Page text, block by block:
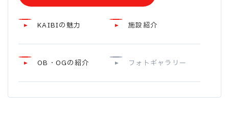
KAIBIの魅力 施設紹介
OB・OGの紹介 フォトギャラリー